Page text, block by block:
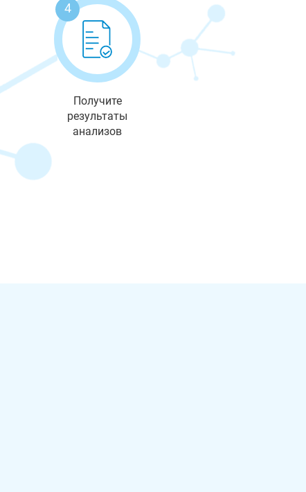
4
Получите
результаты
анализов